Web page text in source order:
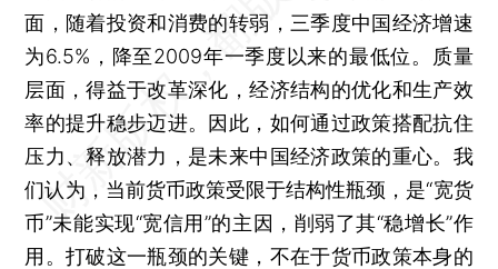
面，随着投资和消费的转弱，三季度中国经济增速
为6.5%，降至2009年一季度以来的最低位。质量
层面，得益于改革深化，经济结构的优化和生产效
率的提升稳步迈进。因此，如何通过政策搭配抗住
压力、释放潜力，是未来中国经济政策的重心。我
们认为，当前货币政策受限于结构性瓶颈，是“宽货
币”未能实现“宽信用”的主因，削弱了其“稳增长”作
用。打破这一瓶颈的关键，不在于货币政策本身的